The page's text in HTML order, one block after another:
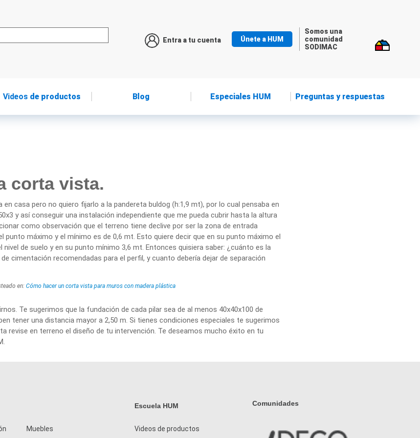
Entra a tu cuenta Únete a HUM
Somos una
comunidad
SODIMAC
Videosde productos Blog Especiales HUM Preguntas y respuestas
corta vista.
casa pero no quiero fijarlo a la pandereta buldog (h:1,9 mt), por lo cual pensaba en
y así conseguir una instalación independiente que me pueda cubrir hasta la altura
como observación que el terreno tiene declive por ser la zona de entrada
punto máximo y el mínimo es de 0,6 mt. Esto quiere decir que en su punto máximo el
de suelo y en su punto mínimo 3,6 mt. Entonces quisiera saber: ¿cuánto es la
cimentación recomendadas para el perfil, y cuanto debería dejar de separación
en: Cómo hacer un corta vista para muros con madera plástica
Te sugerimos que la fundación de cada pilar sea de al menos 40x40x100 de
tener una distancia mayor a 2,50 m. Si tienes condiciones especiales te sugerimos
revise en terreno el diseño de tu intervención. Te deseamos mucho éxito en tu
Muebles
Escuela HUM
Videos de productos
Comunidades